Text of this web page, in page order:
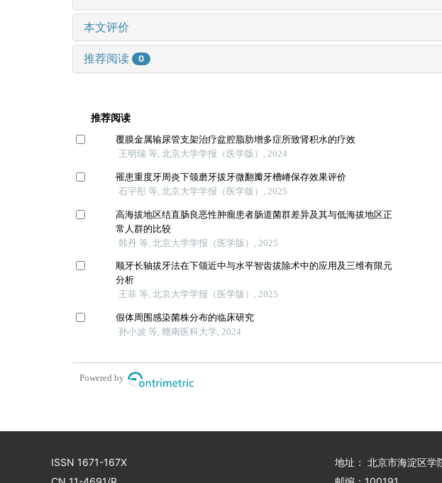
本文评价
推荐阅读 0
推荐阅读
覆膜金属输尿管支架治疗盆腔脂肪增多症所致肾积水的疗效
王明瑞 等, 北京大学学报（医学版）, 2024
罹患重度牙周炎下颌磨牙拔牙微翻瓣牙槽嵴保存效果评价
石宇彤 等, 北京大学学报（医学版）, 2025
高海拔地区结直肠良恶性肿瘤患者肠道菌群差异及其与低海拔地区正
常人群的比较
韩丹 等, 北京大学学报（医学版）, 2025
顺牙长轴拔牙法在下颌近中与水平智齿拔除术中的应用及三维有限元
分析
王菲 等, 北京大学学报（医学版）, 2025
假体周围感染菌株分布的临床研究
孙小波 等, 赣南医科大学, 2024
Powered by
ISSN 1671-167X
地址： 北京市海淀区学